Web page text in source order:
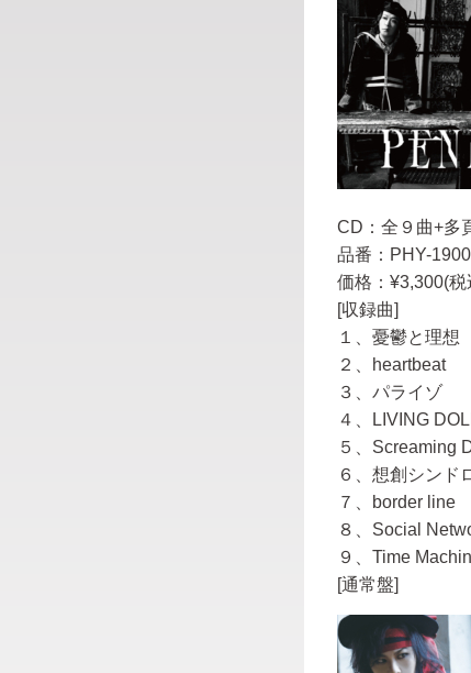
CD：全９曲+多
品番：PHY-
価格：¥3,300(
[収録曲]
１、憂鬱と理想
２、heartbeat
３、パライゾ
４、LIVING
５、Screaming
６、想創シンド
７、border line
８、Social
９、Time
[通常盤]